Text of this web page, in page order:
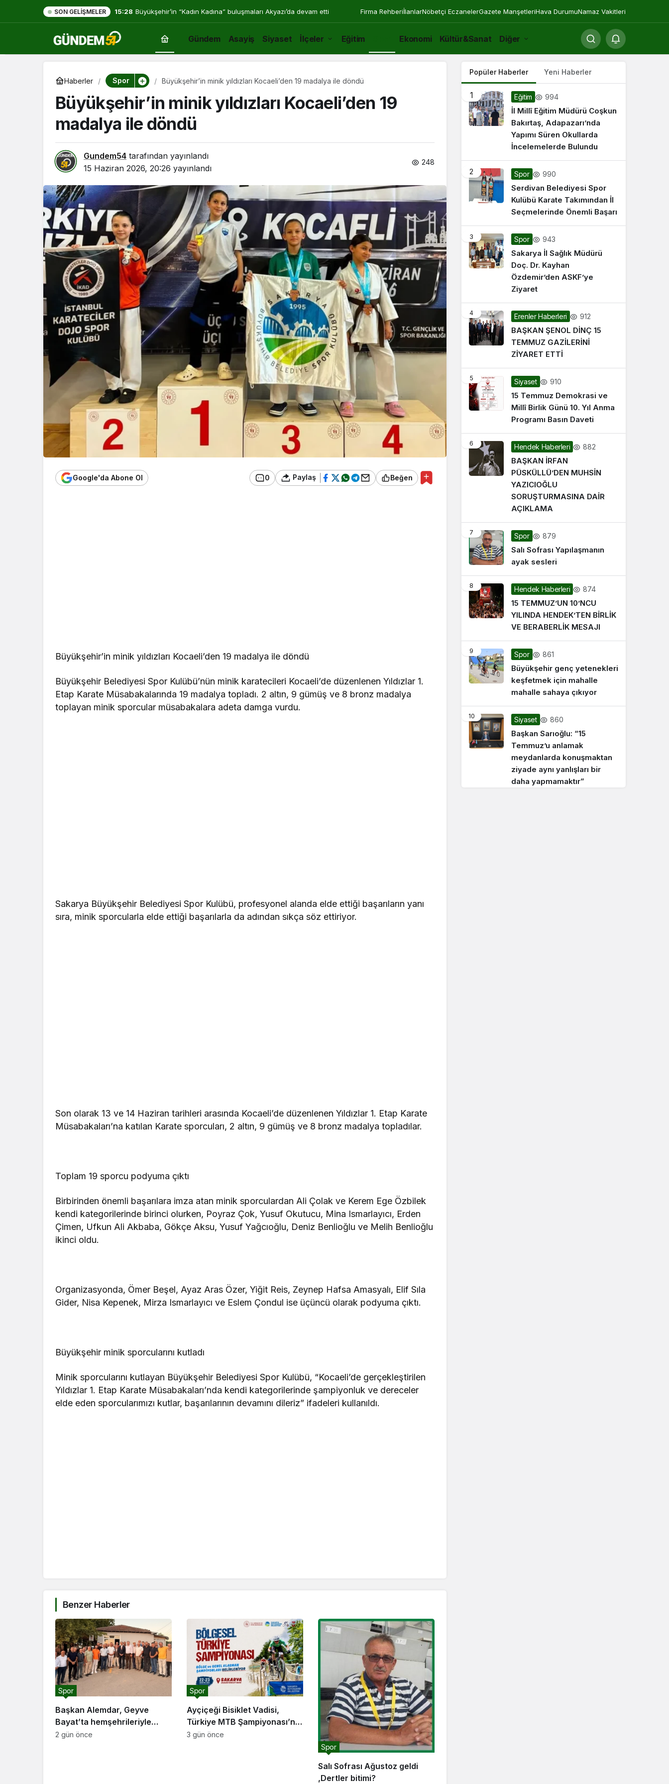
SON GELIŞMELER 15:28 Büyükşehir’in “Kadın Kadına” buluşmaları Akyazı’da devam etti Firma RehberiİlanlarNöbetçi EczanelerGazete ManşetleriHava DurumuNamaz Vakitleri
Gündem Asayiş Siyaset İlçeler Eğitim Ekonomi Kültür&Sanat Diğer
Haberler Spor Büyükşehir’in minik yıldızları Kocaeli’den 19 madalya ile döndü
Büyükşehir’in minik yıldızları Kocaeli’den 19
madalya ile döndü
Gundem54 tarafından yayınlandı
15 Haziran 2026, 20:26 yayınlandı
248
Google'da Abone Ol 0 Paylaş Beğen
Büyükşehir’in minik yıldızları Kocaeli’den 19 madalya ile döndü
Büyükşehir Belediyesi Spor Kulübü’nün minik karatecileri Kocaeli’de düzenlenen Yıldızlar 1.
Etap Karate Müsabakalarında 19 madalya topladı. 2 altın, 9 gümüş ve 8 bronz madalya
toplayan minik sporcular müsabakalara adeta damga vurdu.
Sakarya Büyükşehir Belediyesi Spor Kulübü, profesyonel alanda elde ettiği başarıların yanı
sıra, minik sporcularla elde ettiği başarılarla da adından sıkça söz ettiriyor.
Son olarak 13 ve 14 Haziran tarihleri arasında Kocaeli’de düzenlenen Yıldızlar 1. Etap Karate
Müsabakaları’na katılan Karate sporcuları, 2 altın, 9 gümüş ve 8 bronz madalya topladılar.
Toplam 19 sporcu podyuma çıktı
Birbirinden önemli başarılara imza atan minik sporculardan Ali Çolak ve Kerem Ege Özbilek
kendi kategorilerinde birinci olurken, Poyraz Çok, Yusuf Okutucu, Mina Ismarlayıcı, Erden
Çimen, Ufkun Ali Akbaba, Gökçe Aksu, Yusuf Yağcıoğlu, Deniz Benlioğlu ve Melih Benlioğlu
ikinci oldu.
Organizasyonda, Ömer Beşel, Ayaz Aras Özer, Yiğit Reis, Zeynep Hafsa Amasyalı, Elif Sıla
Gider, Nisa Kepenek, Mirza Ismarlayıcı ve Eslem Çondul ise üçüncü olarak podyuma çıktı.
Büyükşehir minik sporcularını kutladı
Minik sporcularını kutlayan Büyükşehir Belediyesi Spor Kulübü, “Kocaeli’de gerçekleştirilen
Yıldızlar 1. Etap Karate Müsabakaları’nda kendi kategorilerinde şampiyonluk ve dereceler
elde eden sporcularımızı kutlar, başarılarının devamını dileriz” ifadeleri kullanıldı.
Benzer Haberler
Başkan Alemdar, Geyve
Bayat’ta hemşehrileriyle
buluştu: “Gençlik ve spor
Spor
2 gün önce
Ayçiçeği Bisiklet Vadisi,
Türkiye MTB Şampiyonası’na
ev sahipliği yapacak
Spor
3 gün önce
Salı Sofrası Ağustoz geldi
,Dertler bitimi?
Spor
Popüler Haberler Yeni Haberler
1 Eğitim 994
İl Millî Eğitim Müdürü Coşkun
Bakırtaş, Adapazarı’nda
Yapımı Süren Okullarda
İncelemelerde Bulundu
2 Spor 990
Serdivan Belediyesi Spor
Kulübü Karate Takımından İl
Seçmelerinde Önemli Başarı
3 Spor 943
Sakarya İl Sağlık Müdürü
Doç. Dr. Kayhan
Özdemir’den ASKF’ye
Ziyaret
4 Erenler Haberleri 912
BAŞKAN ŞENOL DİNÇ 15
TEMMUZ GAZİLERİNİ
ZİYARET ETTİ
5 Siyaset 910
15 Temmuz Demokrasi ve
Millî Birlik Günü 10. Yıl Anma
Programı Basın Daveti
6 Hendek Haberleri 882
BAŞKAN İRFAN
PÜSKÜLLÜ’DEN MUHSİN
YAZICIOĞLU
SORUŞTURMASINA DAİR
AÇIKLAMA
7 Spor 879
Salı Sofrası Yapılaşmanın
ayak sesleri
8 Hendek Haberleri 874
15 TEMMUZ’UN 10’NCU
YILINDA HENDEK’TEN BİRLİK
VE BERABERLİK MESAJI
9 Spor 861
Büyükşehir genç yetenekleri
keşfetmek için mahalle
mahalle sahaya çıkıyor
10 Siyaset 860
Başkan Sarıoğlu: “15
Temmuz’u anlamak
meydanlarda konuşmaktan
ziyade aynı yanlışları bir
daha yapmamaktır”